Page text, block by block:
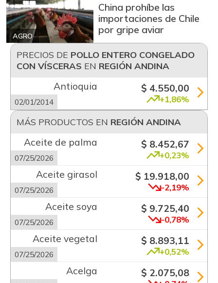
AGRO
China prohíbe las
importaciones de Chile
por gripe aviar
PRECIOS DE POLLO ENTERO CONGELADO
CON VÍSCERAS EN REGIÓN ANDINA
Antioquia
02/01/2014
$ 4.550,00
+1,86%
MÁS PRODUCTOS EN REGIÓN ANDINA
Aceite de palma
07/25/2026
$ 8.452,67
+0,23%
Aceite girasol
07/25/2026
$ 19.918,00
-2,19%
Aceite soya
07/25/2026
$ 9.725,40
-0,78%
Aceite vegetal
07/25/2026
$ 8.893,11
+0,52%
Acelga $ 2.075,08